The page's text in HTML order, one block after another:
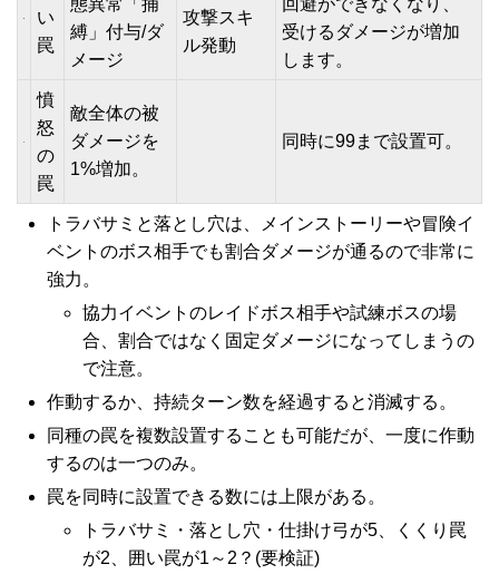
い
罠
態異常「捕
縛」付与/ダ
メージ
攻撃スキ
ル発動
回避ができなくなり、
受けるダメージが増加
します。
憤
怒
の
罠
敵全体の被
ダメージを
1%増加。
同時に99まで設置可。
トラバサミと落とし穴は、メインストーリーや冒険イ
ベントのボス相手でも割合ダメージが通るので非常に
強力。
協力イベントのレイドボス相手や試練ボスの場
合、割合ではなく固定ダメージになってしまうの
で注意。
作動するか、持続ターン数を経過すると消滅する。
同種の罠を複数設置することも可能だが、一度に作動
するのは一つのみ。
罠を同時に設置できる数には上限がある。
トラバサミ・落とし穴・仕掛け弓が5、くくり罠
が2、囲い罠が1～2？(要検証)